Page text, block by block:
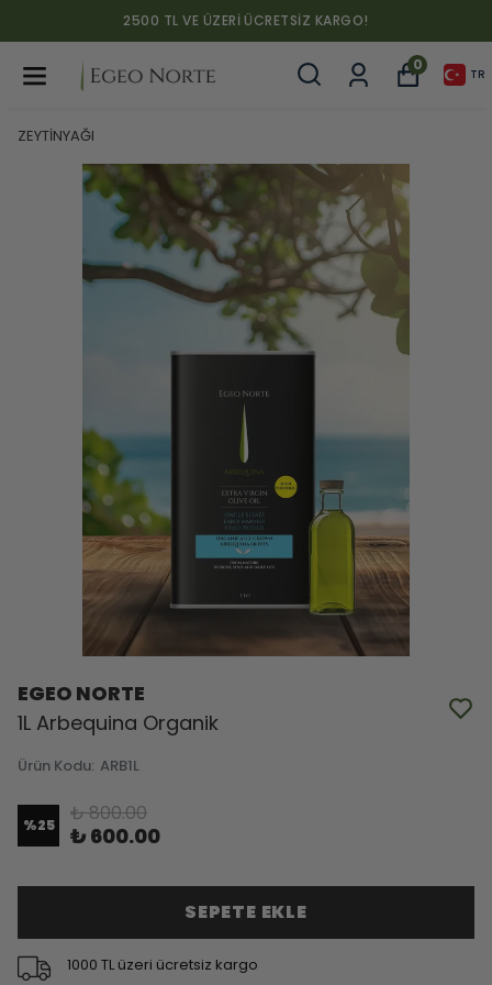
2500 TL VE ÜZERI ÜCRETSIZ KARGO!
0
TR
ZEYTİNYAĞI
EGEO NORTE
1L Arbequina Organik
Ürün Kodu: ARB1L
%25 ₺ 800.00
₺ 600.00
SEPETE EKLE
1000 TL üzeri ücretsiz kargo